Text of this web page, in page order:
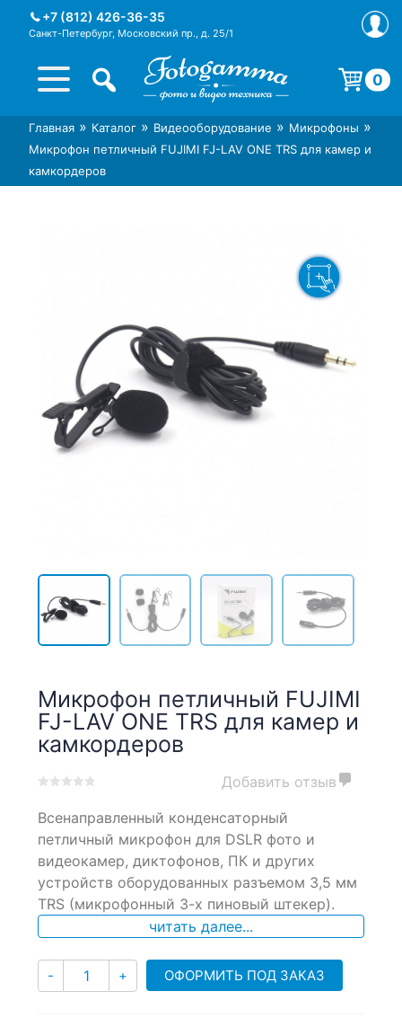
+7 (812) 426-36-35
Санкт-Петербург, Московский пр., д. 25/1
Интернет-магазин фототехники
Foto-Gamma в СПб
Магазин фотоаксессуаров foto-
gamma.ru
0
Корзина пуста.
Главная » Каталог » Видеооборудование » Микрофоны »
Микрофон петличный FUJIMI FJ-LAV ONE TRS для камер и
камкордеров
Микрофон петличный FUJIMI
FJ-LAV ONE TRS для камер и
камкордеров
out
on
customer
ratings
Добавить отзыв
Всенаправленный конденсаторный
петличный микрофон для DSLR фото и
видеокамер, диктофонов, ПК и других
устройств оборудованных разъемом 3,5 мм
TRS (микрофонный 3-х пиновый штекер).
читать далее...
- Количество
+ ОФОРМИТЬ ПОД ЗАКАЗ